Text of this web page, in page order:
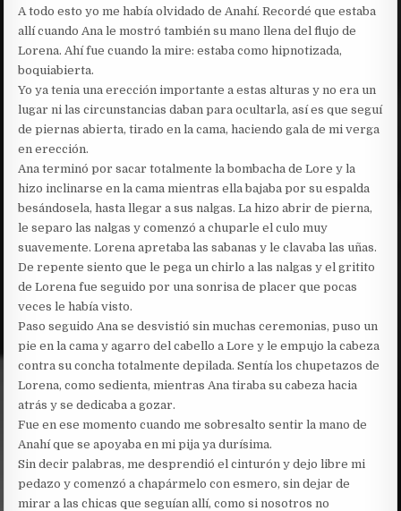
A todo esto yo me había olvidado de Anahí. Recordé que estaba
allí cuando Ana le mostró también su mano llena del flujo de
Lorena. Ahí fue cuando la mire: estaba como hipnotizada,
boquiabierta.
Yo ya tenia una erección importante a estas alturas y no era un
lugar ni las circunstancias daban para ocultarla, así es que seguí
de piernas abierta, tirado en la cama, haciendo gala de mi verga
en erección.
Ana terminó por sacar totalmente la bombacha de Lore y la
hizo inclinarse en la cama mientras ella bajaba por su espalda
besándosela, hasta llegar a sus nalgas. La hizo abrir de pierna,
le separo las nalgas y comenzó a chuparle el culo muy
suavemente. Lorena apretaba las sabanas y le clavaba las uñas.
De repente siento que le pega un chirlo a las nalgas y el gritito
de Lorena fue seguido por una sonrisa de placer que pocas
veces le había visto.
Paso seguido Ana se desvistió sin muchas ceremonias, puso un
pie en la cama y agarro del cabello a Lore y le empujo la cabeza
contra su concha totalmente depilada. Sentía los chupetazos de
Lorena, como sedienta, mientras Ana tiraba su cabeza hacia
atrás y se dedicaba a gozar.
Fue en ese momento cuando me sobresalto sentir la mano de
Anahí que se apoyaba en mi pija ya durísima.
Sin decir palabras, me desprendió el cinturón y dejo libre mi
pedazo y comenzó a chapármelo con esmero, sin dejar de
mirar a las chicas que seguían allí, como si nosotros no